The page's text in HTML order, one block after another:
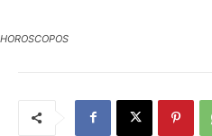
HOROSCOPOS